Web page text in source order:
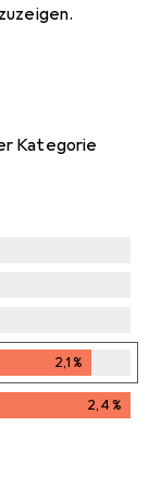
Kategorie
2,1%
2,4%